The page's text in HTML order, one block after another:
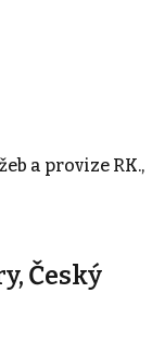
a provize RK.,
Český